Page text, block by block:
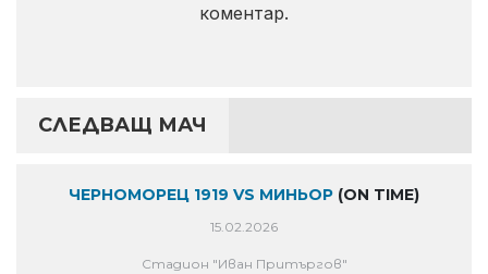
коментар.
СЛЕДВАЩ МАЧ
ЧЕРНОМОРЕЦ 1919 VS МИНЬОР (ON TIME)
15.02.2026
Стадион "Иван Притъргов"